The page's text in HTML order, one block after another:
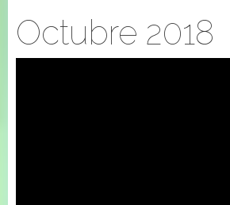
Octubre 2018